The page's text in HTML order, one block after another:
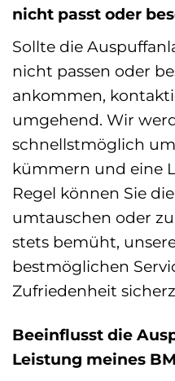
nicht passt oder
Sollte die
nicht passen oder
ankommen,
umgehend. Wir
schnellstmöglich
kümmern und eine
Regel können Sie
umtauschen oder
stets bemüht,
bestmöglichen
Zufriedenheit
Beeinflusst die
Leistung meines